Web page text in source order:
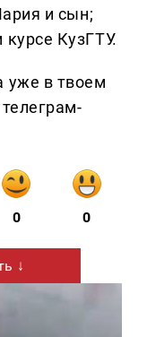
и сын;
КузГТУ.
уже в твоем
0 0
↓